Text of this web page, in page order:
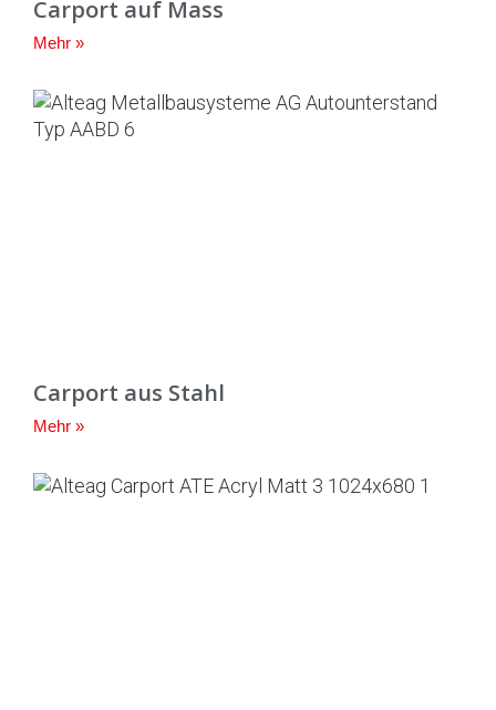
Carport auf Mass
Mehr »
Carport aus Stahl
Mehr »